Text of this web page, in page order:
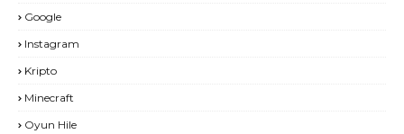
Google
Instagram
Kripto
Minecraft
Oyun Hile